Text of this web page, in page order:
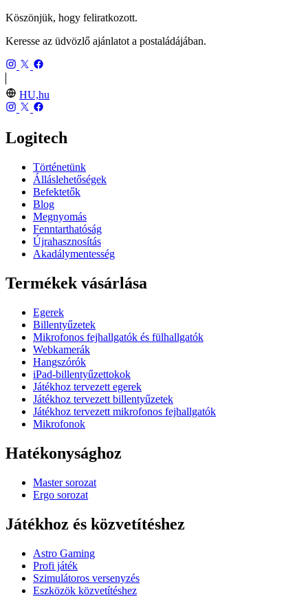
Köszönjük, hogy feliratkozott.
Keresse az üdvözlő ajánlatot a postaládájában.
HU,hu
Logitech
Történetünk
Álláslehetőségek
Befektetők
Blog
Megnyomás
Fenntarthatóság
Újrahasznosítás
Akadálymentesség
Termékek vásárlása
Egerek
Billentyűzetek
Mikrofonos fejhallgatók és fülhallgatók
Webkamerák
Hangszórók
iPad-billentyűzettokok
Játékhoz tervezett egerek
Játékhoz tervezett billentyűzetek
Játékhoz tervezett mikrofonos fejhallgatók
Mikrofonok
Hatékonysághoz
Master sorozat
Ergo sorozat
Játékhoz és közvetítéshez
Astro Gaming
Profi játék
Szimulátoros versenyzés
Eszközök közvetítéshez